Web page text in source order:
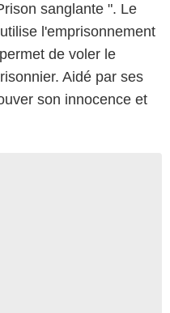
sanglante ". Le
l'emprisonnement
de voler le
Aidé par ses
son innocence et